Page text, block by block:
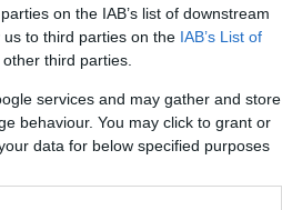
on the IAB’s list of downstream
to third parties on the IAB’s List of
third parties.
services and may gather and store
behaviour. You may click to grant or
data for below specified purposes